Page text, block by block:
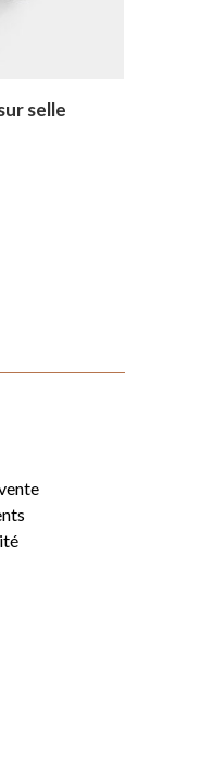
selle